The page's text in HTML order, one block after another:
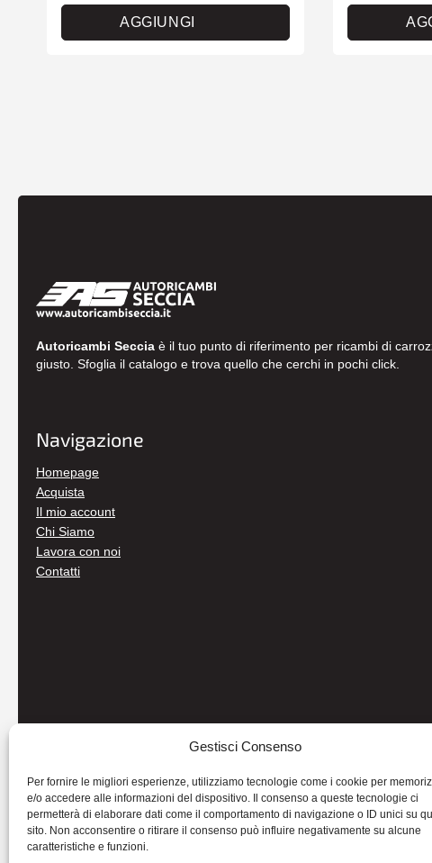
Gestisci Consenso
Per fornire le migliori esperienze, utilizziamo tecnologie come i cookie per
e/o accedere alle informazioni del dispositivo. Il consenso a queste tecnologie ci
permetterà di elaborare dati come il comportamento di navigazione o ID unici su
sito. Non acconsentire o ritirare il consenso può influire negativamente su alcune
caratteristiche e funzioni.
AGGIUNGI
Autoricambi Seccia è il tuo punto di riferimento per ricambi di
giusto. Sfoglia il catalogo e trova quello che cerchi in pochi click.
Navigazione
Homepage
Acquista
Il mio account
Chi Siamo
Lavora con noi
Contatti